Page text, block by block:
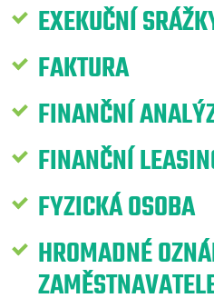
EXEKUČNÍ
FAKTURA
FINANČNÍ
FINANČNÍ
FYZICKÁ OSOBA
HROMADNÉ